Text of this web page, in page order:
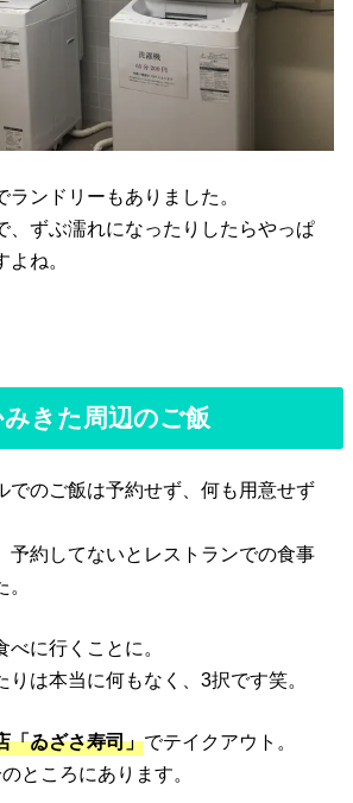
ランドリーもありました。
、ずぶ濡れになったりしたらやっぱ
よね。
きた周辺のご飯
でのご飯は予約せず、何も用意せず
予約してないとレストランでの食事
べに行くことに。
りは本当に何もなく、3択です笑。
「ゐざさ寿司」でテイクアウト。
ところにあります。